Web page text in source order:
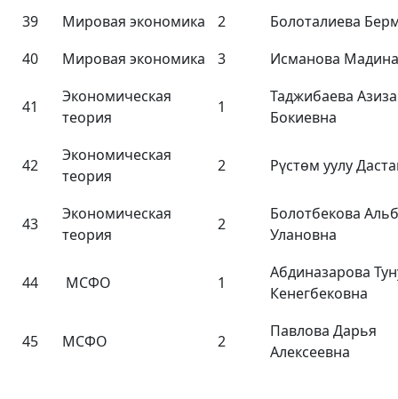
39 Мировая экономика 2
Болоталиева
40
Мировая экономика 3 Исманова Мадина
41
Экономическая
теория
1
Таджибаева Азиза
Бокиевна
42
Экономическая
теория
2 Рүстөм уулу
43
Экономическая
теория
2
Болотбекова
Улановна
44 МСФО 1
Абдиназарова
Кенегбековна
45 МСФО 2
Павлова Дарья
Алексеевна